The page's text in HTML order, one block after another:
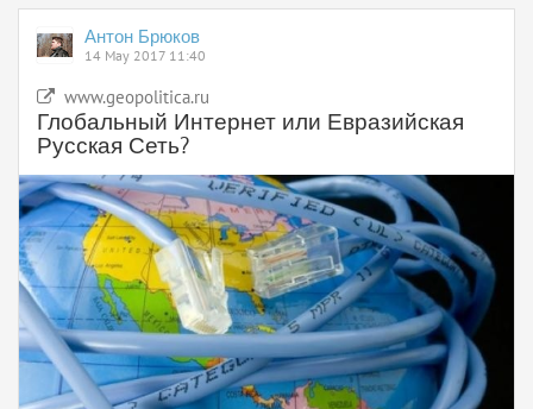
Антон Брюков
14 May 2017 11:40
www.geopolitica.ru
Глобальный Интернет или Евразийская
Русская Сеть?